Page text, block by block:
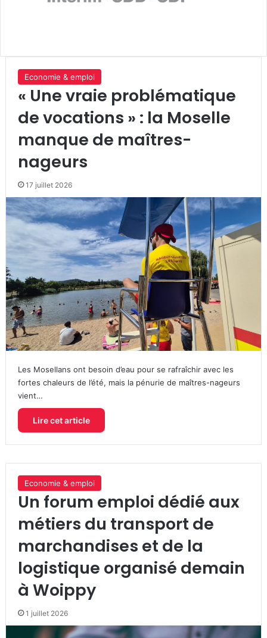
Economie & emploi
« Une vraie problématique
de vocations » : la Moselle
manque de maîtres-
nageurs
17 juillet 2026
Les Mosellans ont besoin d’eau pour se rafraîchir avec les
fortes chaleurs de l’été, mais la pénurie de maîtres-nageurs
vient…
Lire cet article
Economie & emploi
Un forum emploi dédié aux
métiers du transport de
marchandises et de la
logistique organisé demain
à Woippy
1 juillet 2026